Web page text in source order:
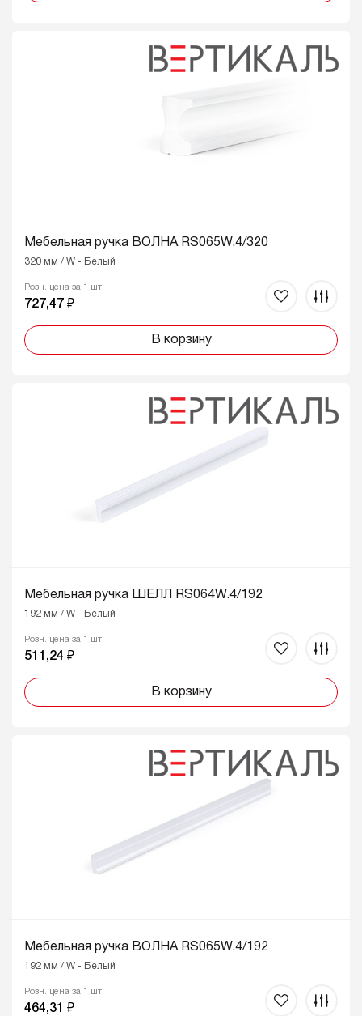
Мебельная ручка ВОЛНА RS065W.4/320
320 мм / W - Белый
Розн. цена за 1 шт
727,47 ₽
В корзину
Мебельная ручка ШЕЛЛ RS064W.4/192
192 мм / W - Белый
Розн. цена за 1 шт
511,24 ₽
В корзину
Мебельная ручка ВОЛНА RS065W.4/192
192 мм / W - Белый
Розн. цена за 1 шт
464,31 ₽